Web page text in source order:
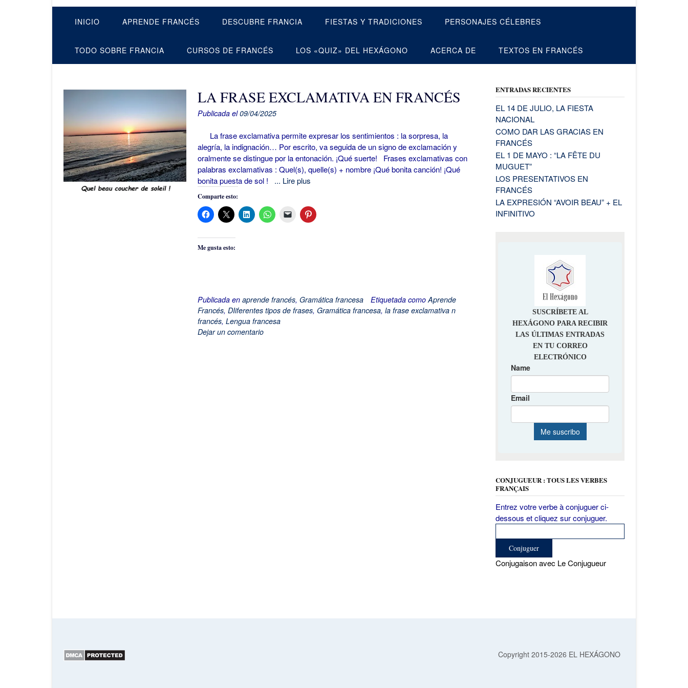
INICIO APRENDE FRANCÉS DESCUBRE FRANCIA FIESTAS Y TRADICIONES PERSONAJES CÉLEBRES
TODO SOBRE FRANCIA CURSOS DE FRANCÉS LOS «QUIZ» DEL HEXÁGONO ACERCA DE TEXTOS EN FRANCÉS
LA FRASE EXCLAMATIVA EN FRANCÉS
Publicada el09/04/2025
La frase exclamativa permite expresar los sentimientos : la sorpresa, la
alegría, la indignación… Por escrito, va seguida de un signo de exclamación y
oralmente se distingue por la entonación. ¡Qué suerte! Frases exclamativas con
palabras exclamativas : Quel(s), quelle(s) + nombre ¡Qué bonita canción! ¡Qué
bonita puesta de sol ! ... Lire plus
Comparte esto:
Me gusta esto:
Publicada en aprende francés, Gramática francesa Etiquetada comoAprende
Francés, DIiferentes tipos de frases, Gramática francesa, la frase exclamativa n
francés, Lengua francesa
Dejar un comentario
ENTRADAS RECIENTES
EL 14 DE JULIO, LA FIESTA
NACIONAL
COMO DAR LAS GRACIAS EN
FRANCÉS
EL 1 DE MAYO : “LA FÊTE DU
MUGUET”
LOS PRESENTATIVOS EN
FRANCÉS
LA EXPRESIÓN “AVOIR BEAU” + EL
INFINITIVO
CONJUGUEUR : TOUS LES VERBES
FRANÇAIS
Entrez votre verbe à conjuguer ci-
dessous et cliquez sur conjuguer.
Conjugaison avec Le Conjugueur
Copyright 2015-2026 EL HEXÁGONO